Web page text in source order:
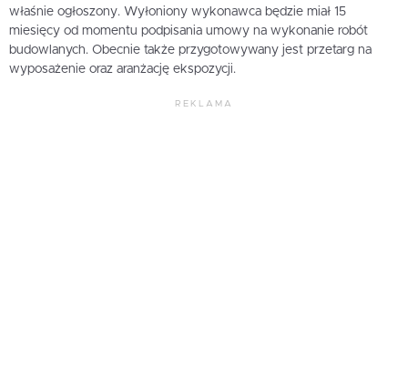
właśnie ogłoszony. Wyłoniony wykonawca będzie miał 15
miesięcy od momentu podpisania umowy na wykonanie robót
budowlanych. Obecnie także przygotowywany jest przetarg na
wyposażenie oraz aranżację ekspozycji.
REKLAMA